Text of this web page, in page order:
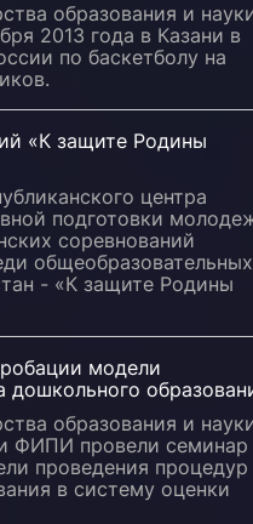
образования и
2013 года в Казани в
по баскетболу на
«К защите Родины
центра
подготовки
соревнований
общеобразовательных
- «К защите Родины
модели
дошкольного
образования и
ФИПИ провели семинар
проведения процедур
в систему оценки